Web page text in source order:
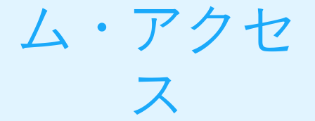
ム・アクセ
ス